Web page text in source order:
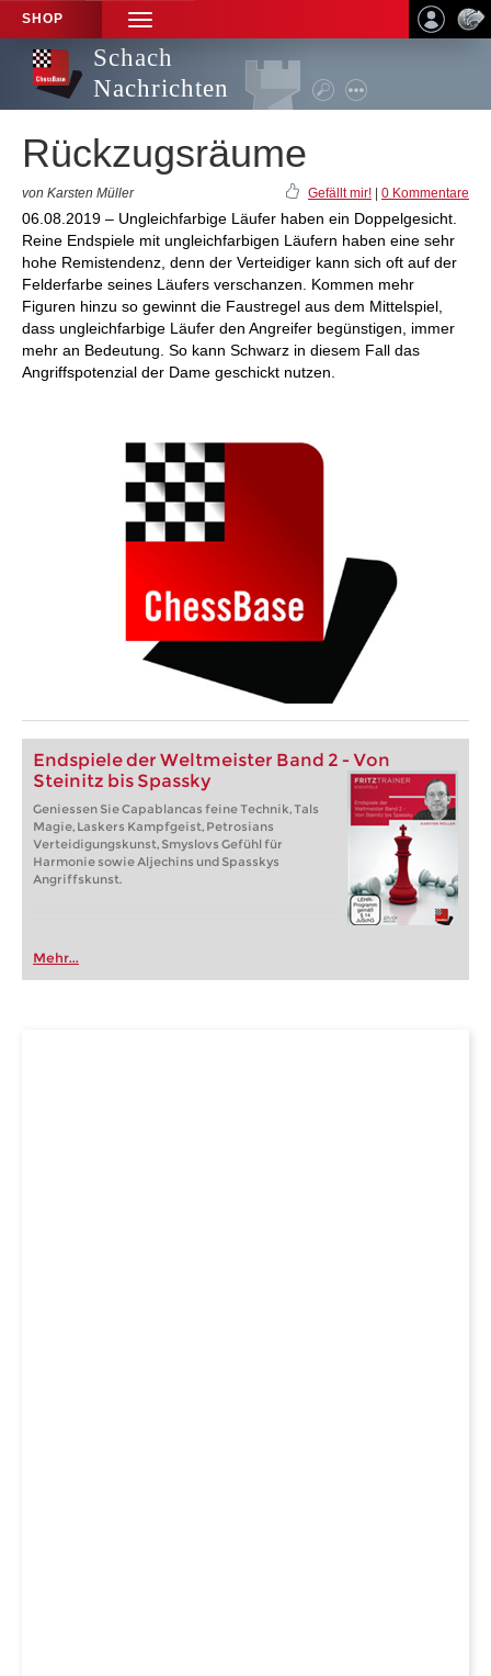
SHOP
TOGGLE
NAVIGATION
Schach
Nachrichten
Rückzugsräume
von Karsten Müller Gefällt mir! 0 Kommentare
06.08.2019 – Ungleichfarbige Läufer haben ein Doppelgesicht.
Reine Endspiele mit ungleichfarbigen Läufern haben eine sehr
hohe Remistendenz, denn der Verteidiger kann sich oft auf der
Felderfarbe seines Läufers verschanzen. Kommen mehr
Figuren hinzu so gewinnt die Faustregel aus dem Mittelspiel,
dass ungleichfarbige Läufer den Angreifer begünstigen, immer
mehr an Bedeutung. So kann Schwarz in diesem Fall das
Angriffspotenzial der Dame geschickt nutzen.
Endspiele der Weltmeister Band 2 - Von
Steinitz bis Spassky
Geniessen Sie Capablancas feine Technik, Tals
Magie, Laskers Kampfgeist, Petrosians
Verteidigungskunst, Smyslovs Gefühl für
Harmonie sowie Aljechins und Spasskys
Angriffskunst.
Mehr...